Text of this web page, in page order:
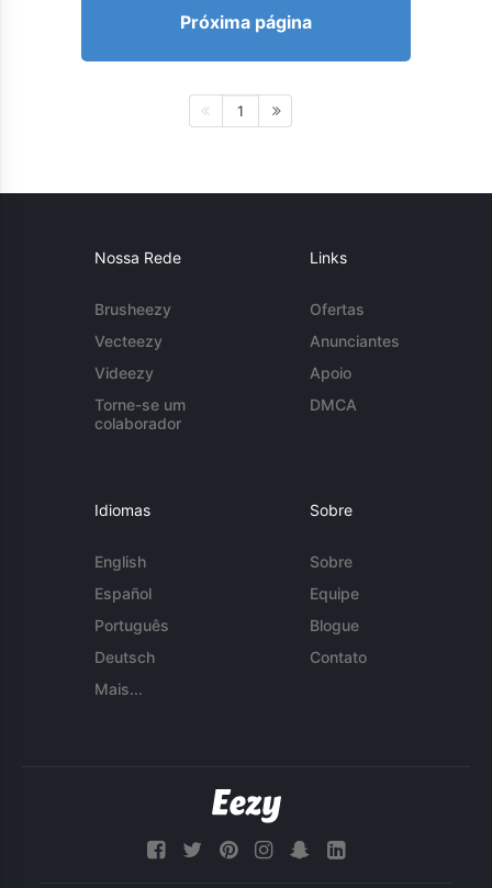
Próxima página
1
Nossa Rede
Brusheezy
Vecteezy
Videezy
Torne-se um
colaborador
Links
Ofertas
Anunciantes
Apoio
DMCA
Idiomas
English
Español
Português
Deutsch
Mais...
Sobre
Sobre
Equipe
Blogue
Contato